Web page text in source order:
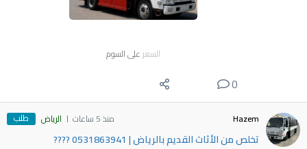
السعر على السوم
0
Hazem منذ 5 ساعات الرياض طلب
​تخلص من الأثاث القديم بالرياض | 0531863941 ????